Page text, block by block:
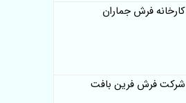
کارخانه فرش جماران
شرکت فرش فرین بافت